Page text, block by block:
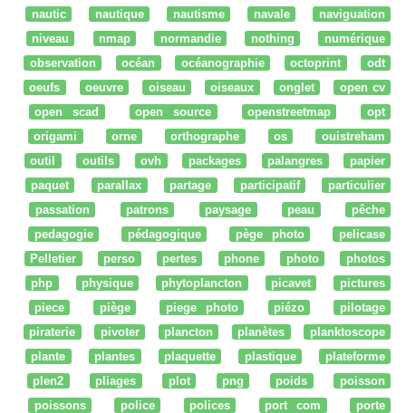
nautic
nautique nautisme navale
naviguation
niveau
nmap normandie nothing
numérique
observation
océan océanographie octoprint
odt
oeufs
oeuvre oiseau oiseaux onglet
open cv
open scad
open source openstreetmap
opt
origami
orne orthographe os
ouistreham
outil
outils ovh packages palangres
papier
paquet
parallax partage participatif
particulier
passation
patrons paysage peau
pêche
pedagogie
pédagogique pège photo
pelicase
Pelletier
perso pertes phone photo
photos
php
physique phytoplancton picavet
pictures
piece
piège piege photo piézo
pilotage
piraterie
pivoter plancton planètes
planktoscope
plante
plantes plaquette plastique
plateforme
plen2
pliages plot png poids
poisson
poissons
police polices port com
porte